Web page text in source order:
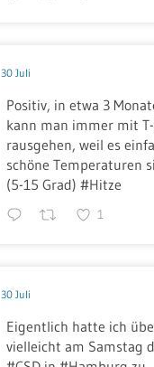
30 Juli
Positiv, in etwa 3
kann man immer mit
rausgehen, weil es
schöne Temperaturen
(5-15 Grad) #Hitze
1
30 Juli
Eigentlich hatte ich
vielleicht am Samstag